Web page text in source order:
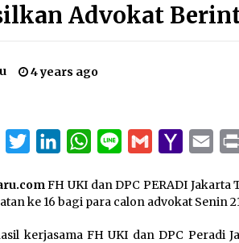
Advokat
4 years ago
FacebookTwitterLinkedInWhatsApp
Line Gmail Yahoo
FH UKI dan DPC PERADI
ke 16 bagi para calon advokat Senin
kerjasama FH UKI dan DPC Peradi